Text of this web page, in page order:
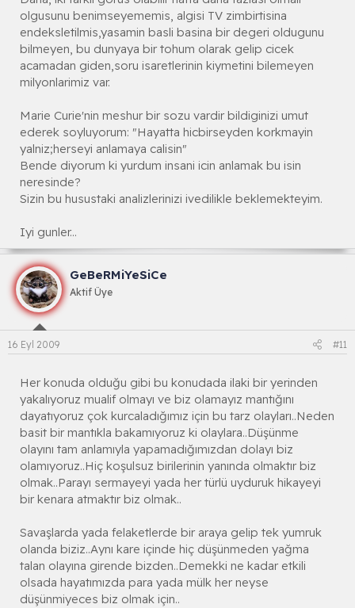
olgusunu benimseyememis, algisi TV zimbirtisina
endeksletilmis,yasamin basli basina bir degeri oldugunu
bilmeyen, bu dunyaya bir tohum olarak gelip cicek
acamadan giden,soru isaretlerinin kiymetini bilemeyen
milyonlarimiz var.
Marie Curie'nin meshur bir sozu vardir bildiginizi umut
ederek soyluyorum: "Hayatta hicbirseyden korkmayin
yalniz;herseyi anlamaya calisin"
Bende diyorum ki yurdum insani icin anlamak bu isin
neresinde?
Sizin bu husustaki analizlerinizi ivedilikle beklemekteyim.
Iyi gunler...
GeBeRMiYeSiCe
Aktif Üye
16 Eyl 2009 #11
Her konuda olduğu gibi bu konudada ilaki bir yerinden
yakalıyoruz mualif olmayı ve biz olamayız mantığını
dayatıyoruz çok kurcaladığımız için bu tarz olayları..Neden
basit bir mantıkla bakamıyoruz ki olaylara..Düşünme
olayını tam anlamıyla yapamadığımızdan dolayı biz
olamıyoruz..Hiç koşulsuz birilerinin yanında olmaktır biz
olmak..Parayı sermayeyi yada her türlü uyduruk hikayeyi
bir kenara atmaktır biz olmak..
Savaşlarda yada felaketlerde bir araya gelip tek yumruk
olanda biziz..Aynı kare içinde hiç düşünmeden yağma
talan olayına girende bizden..Demekki ne kadar etkili
olsada hayatımızda para yada mülk her neyse
düşünmiyeces biz olmak için..